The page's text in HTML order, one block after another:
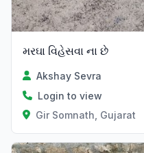
મરઘા વિહેસવા ના છે
Akshay Sevra
Login to view
Gir Somnath, Gujarat